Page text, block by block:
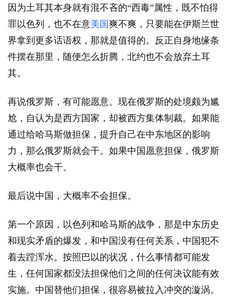
因为土耳其本身就有混不吝的“西毒”属性，既不怕得
罪以色列，也不在意美国爽不爽，只要能在伊斯兰世
界拿到更多话语权，那就是值得的。反正自身地缘条
件摆在那里，随便怎么折腾，北约也不会放弃土耳
其。
再说俄罗斯，有可能愿意。现在俄罗斯的处境颇为尴
尬，自认为是西方国家，却被西方集体制裁。如果能
通过给哈马斯做担保，提升自己在中东地区的影响
力，那么俄罗斯就会干。如果中国愿意担保，俄罗斯
大概率也会干。
最后说中国，大概率不会担保。
第一个原因，以色列和哈马斯的战争，那是中东历史
和现实矛盾的爆发，和中国没有任何关系，中国犯不
着去蹚浑水。按照巴以的状况，什么事情都可能发
生，任何国家都没法担保他们之间的任何决议能有效
实施。中国替他们担保，很容易被拉入冲突的漩涡。